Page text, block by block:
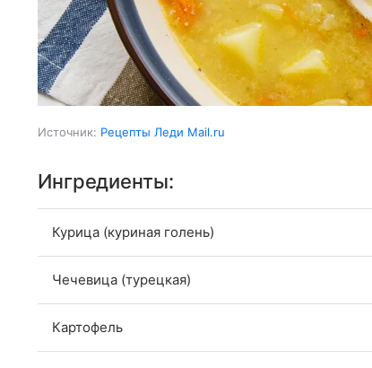
Источник: Рецепты Леди Mail.ru
Ингредиенты:
Курица (куриная голень)
Чечевица (турецкая)
Картофель